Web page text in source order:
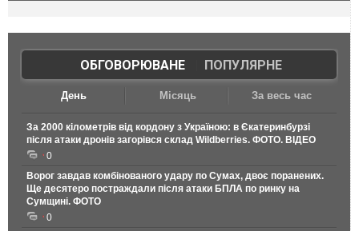
ОБГОВОРЮВАНЕ| ПОПУЛЯРНЕ
День Місяць За весь час
За 2000 кілометрів від кордону з Україною: в Єкатеринбурзі
після атаки дронів загорівся склад Wildberries. ФОТО. ВІДЕО
0
Ворог завдав комбінованого удару по Сумах, двоє поранених.
Ще десятеро постраждали після атаки БПЛА по ринку на
Сумщині. ФОТО
0